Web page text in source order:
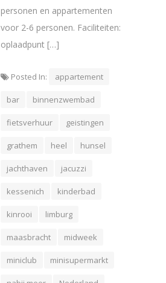
personen en appartementen
voor 2-6 personen. Faciliteiten:
oplaadpunt […]
Posted In: appartement
bar binnenzwembad
fietsverhuur geistingen
grathem heel hunsel
jachthaven jacuzzi
kessenich kinderbad
kinrooi limburg
maasbracht midweek
miniclub minisupermarkt